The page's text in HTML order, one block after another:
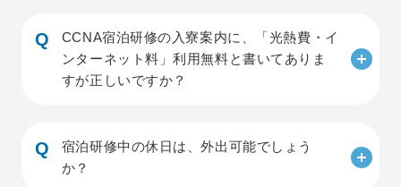
CCNA宿泊研修の入寮案内に、「光熱費・イ
ンターネット料」利用無料と書いてありま
すが正しいですか？
宿泊研修中の休日は、外出可能でしょう
か？